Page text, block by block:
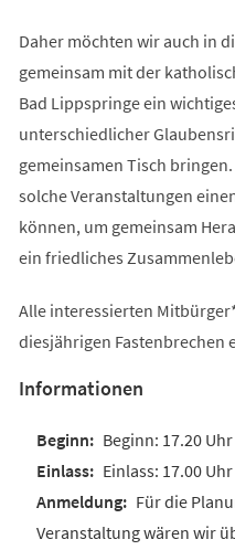
Daher möchten wir auch in
gemeinsam mit der
Bad Lippspringe ein
unterschiedlicher
gemeinsamen Tisch
solche Veranstaltungen
können, um gemeinsam
ein friedliches
Alle interessierten
diesjährigen Fastenbrechen
Informationen
Beginn: 17.20
Einlass: 17.00 Uhr
Für die
Veranstaltung wären wir